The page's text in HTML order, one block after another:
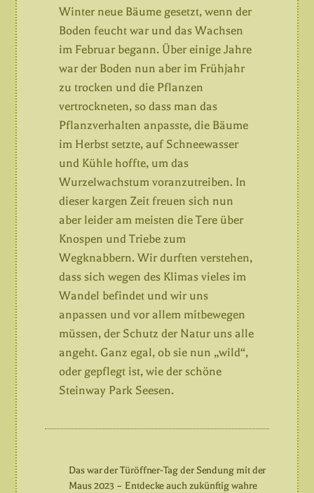
Winter neue Bäume gesetzt, wenn der
Boden feucht war und das Wachsen
im Februar begann. Über einige Jahre
war der Boden nun aber im Frühjahr
zu trocken und die Pflanzen
vertrockneten, so dass man das
Pflanzverhalten anpasste, die Bäume
im Herbst setzte, auf Schneewasser
und Kühle hoffte, um das
Wurzelwachstum voranzutreiben. In
dieser kargen Zeit freuen sich nun
aber leider am meisten die Tere über
Knospen und Triebe zum
Wegknabbern. Wir durften verstehen,
dass sich wegen des Klimas vieles im
Wandel befindet und wir uns
anpassen und vor allem mitbewegen
müssen, der Schutz der Natur uns alle
angeht. Ganz egal, ob sie nun „wild“,
oder gepflegt ist, wie der schöne
Steinway Park Seesen.
Das war der Türöffner-Tag der Sendung mit der
Maus 2023 – Entdecke auch zukünftig wahre